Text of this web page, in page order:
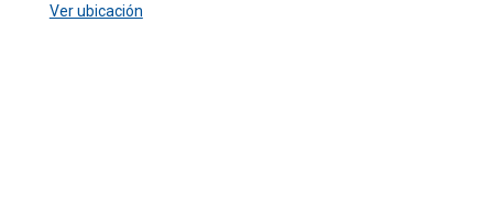
Ver ubicación